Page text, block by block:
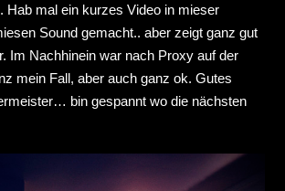
Hab mal ein kurzes Video in mieser
Sound gemacht.. aber zeigt ganz gut
Im Nachhinein war nach Proxy auf der
mein Fall, aber auch ganz ok. Gutes
bin gespannt wo die nächsten